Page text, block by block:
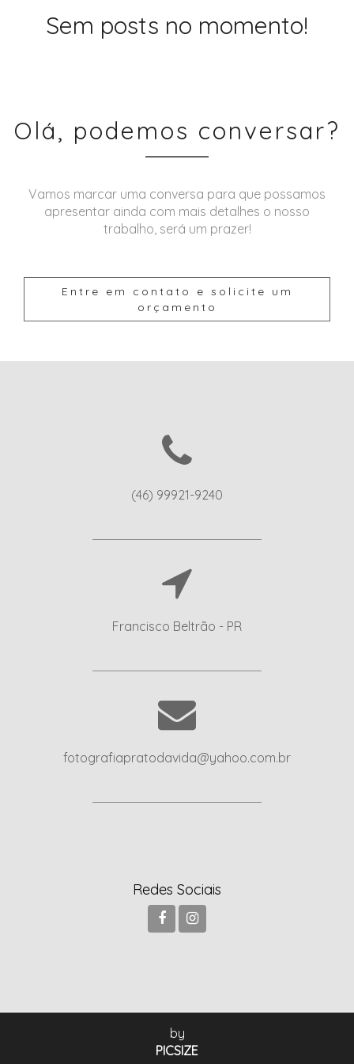
Sem posts no momento!
Olá, podemos conversar?
Vamos marcar uma conversa para que possamos
apresentar ainda com mais detalhes o nosso
trabalho, será um prazer!
Entre em contato e solicite um
orçamento
(46) 99921-9240
Francisco Beltrão - PR
fotografiapratodavida@yahoo.com.br
Redes Sociais
by
PICSIZE